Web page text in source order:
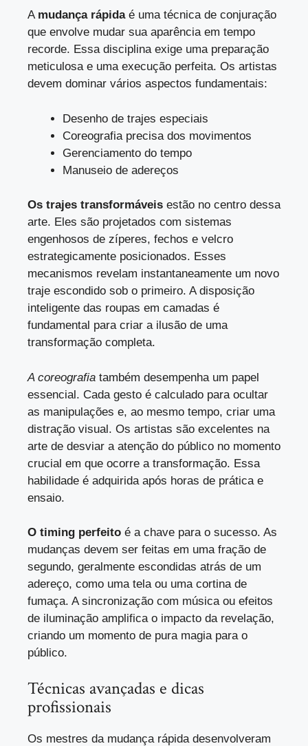
A mudança rápidaé uma técnica de conjuração
que envolve mudar sua aparência em tempo
recorde. Essa disciplina exige uma preparação
meticulosa e uma execução perfeita. Os artistas
devem dominar vários aspectos fundamentais:
Desenho de trajes especiais
Coreografia precisa dos movimentos
Gerenciamento do tempo
Manuseio de adereços
Os trajes transformáveis estão no centro dessa
arte. Eles são projetados com sistemas
engenhosos de zíperes, fechos e velcro
estrategicamente posicionados. Esses
mecanismos revelam instantaneamente um novo
traje escondido sob o primeiro. A disposição
inteligente das roupas em camadas é
fundamental para criar a ilusão de uma
transformação completa.
A coreografia também desempenha um papel
essencial. Cada gesto é calculado para ocultar
as manipulações e, ao mesmo tempo, criar uma
distração visual. Os artistas são excelentes na
arte de desviar a atenção do público no momento
crucial em que ocorre a transformação. Essa
habilidade é adquirida após horas de prática e
ensaio.
O timing perfeito é a chave para o sucesso. As
mudanças devem ser feitas em uma fração de
segundo, geralmente escondidas atrás de um
adereço, como uma tela ou uma cortina de
fumaça. A sincronização com música ou efeitos
de iluminação amplifica o impacto da revelação,
criando um momento de pura magia para o
público.
Técnicas avançadas e dicas
profissionais
Os mestres da mudança rápida desenvolveram